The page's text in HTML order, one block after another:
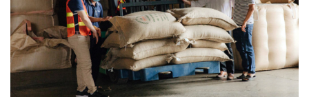
Doanh nhân
Vì cộng đồng
Trải nghiệm
Chuyển đổi số